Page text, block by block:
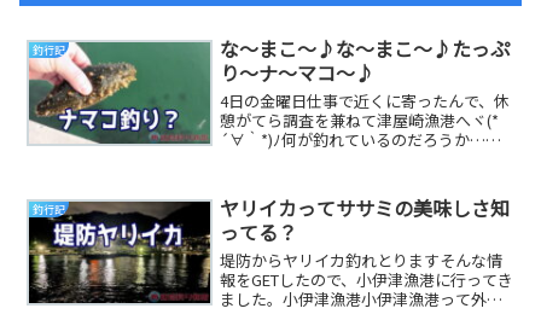
釣行記
な～まこ～♪な～まこ～♪たっぷ
り～ナ～マコ～♪
4日の金曜日仕事で近くに寄ったんで、休
憩がてら調査を兼ねて津屋崎漁港へヾ(*
´∀｀*)ﾉ何が釣れているのだろうか…近
釣行記
ヤリイカってササミの美味しさ知
ってる？
堤防からヤリイカ釣れとりますそんな情
報をGETしたので、小伊津漁港に行ってき
ました。小伊津漁港小伊津漁港って外海